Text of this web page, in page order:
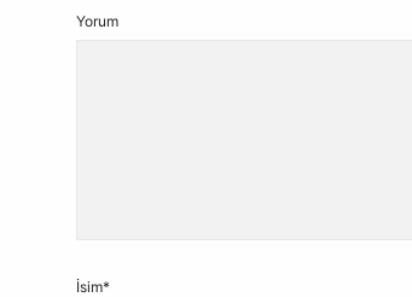
Yorum
İsim*